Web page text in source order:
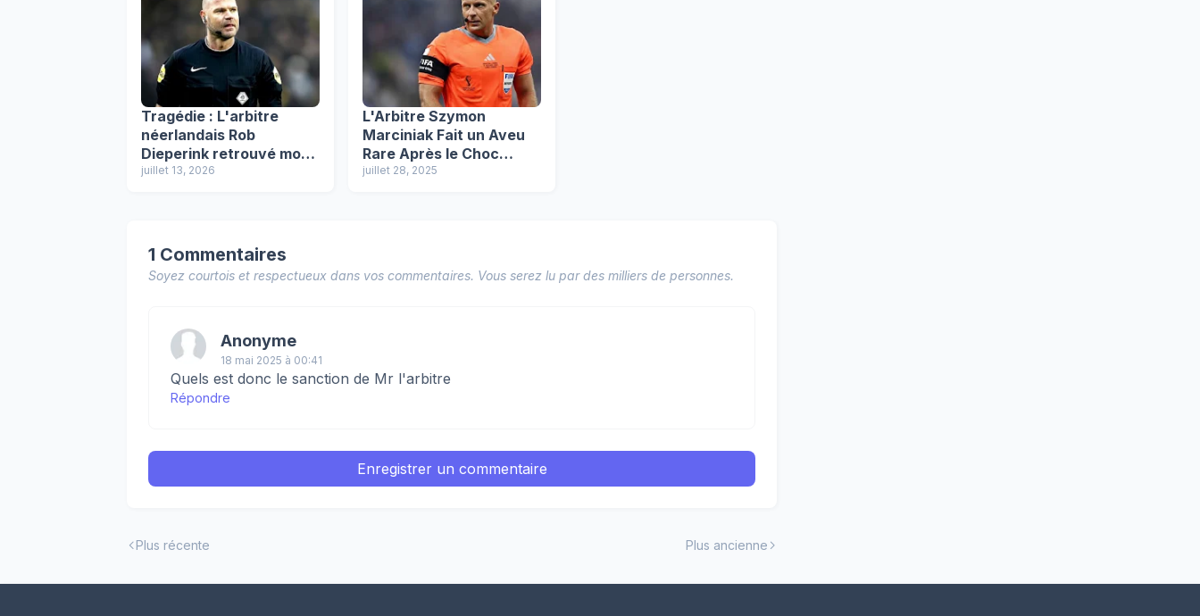
Tragédie : L'arbitre
néerlandais Rob
Dieperink retrouvé mort
après la Coupe du
juillet 13, 2026
L'Arbitre Szymon
Marciniak Fait un Aveu
Rare Après le Choc
Barcelone-Inter : "Ce
juillet 28, 2025
1 Commentaires
Soyez courtois et respectueux dans vos commentaires. Vous serez lu par des milliers de personnes.
Anonyme
18 mai 2025 à 00:41
Quels est donc le sanction de Mr l'arbitre
Répondre
Enregistrer un commentaire
Plus récente Plus ancienne